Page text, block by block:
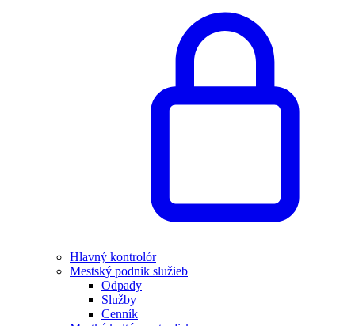
Hlavný kontrolór
Mestský podnik služieb
Odpady
Služby
Cenník